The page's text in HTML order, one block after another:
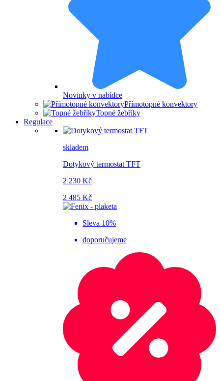
Novinky v nabídce
Přímotopné konvektory
Topné žebříky
Regulace
skladem
Dotykový termostat TFT
2 230 Kč
2 485 Kč
Sleva 10%
doporučujeme